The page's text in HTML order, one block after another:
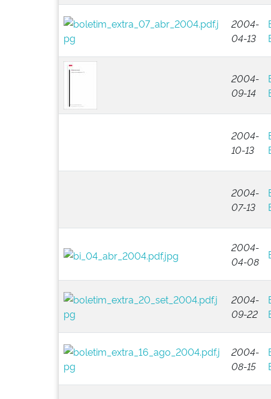
2004-
04-13
2004-
09-14
2004-
10-13
2004-
07-13
2004-
04-08
2004-
09-22
2004-
08-15